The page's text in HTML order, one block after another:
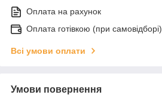
Оплата на рахунок
Оплата готівкою (при самовідборі)
Всі умови оплати
Умови повернення